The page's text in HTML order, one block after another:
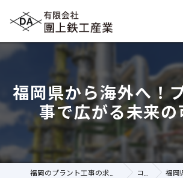
福岡県から海外へ！
事で広がる未来
コラム 福岡県か